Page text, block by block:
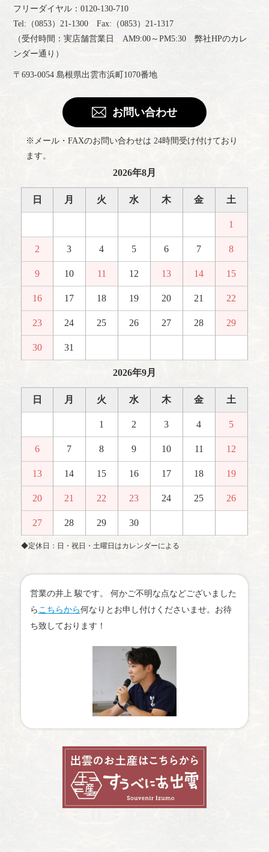
フリーダイヤル：0120-130-710
Tel:（0853）21-1300 Fax:（0853）21-1317
（受付時間：実店舗営業日 AM9:00～PM5:30 弊社HPのカレ
ンダー通り）
〒693-0054 島根県出雲市浜町1070番地
お問い合わせ
※メール・FAXのお問い合わせは 24時間受け付けており
ます。
2026年8月
日 月 火 水 木 金 土
1
2 3 4 5 6 7 8
9 10 11 12 13 14 15
16 17 18 19 20 21 22
23 24 25 26 27 28 29
30 31
2026年9月
日 月 火 水 木 金 土
1 2 3 4 5
6 7 8 9 10 11 12
13 14 15 16 17 18 19
20 21 22 23 24 25 26
27 28 29 30
◆定休日：日・祝日・土曜日はカレンダーによる
営業の井上 駿です。 何かご不明な点などございました
ら こちらから何なりとお申し付けくださいませ。お待
ち致しております！